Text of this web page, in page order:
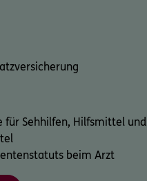
für Sehhilfen, Hilfsmittel und
beim Arzt